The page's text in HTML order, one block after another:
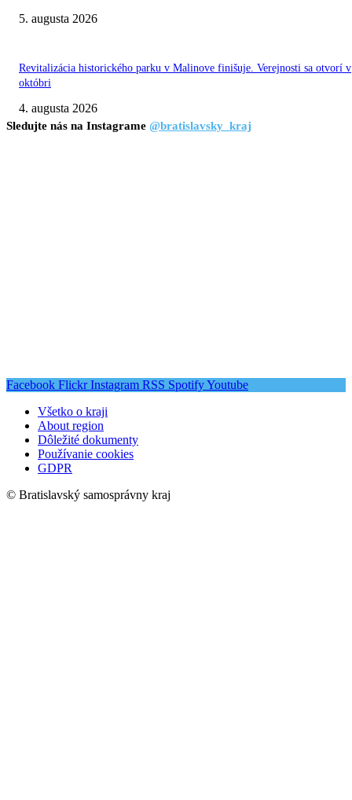
5. augusta 2026
Revitalizácia historického parku v Malinove finišuje. Verejnosti sa otvorí v
októbri
4. augusta 2026
Sledujte nás na Instagrame @bratislavsky_kraj
Facebook Flickr Instagram RSS SpotifyYoutube
Všetko o kraji
About region
Dôležité dokumenty
Používanie cookies
GDPR
© Bratislavský samosprávny kraj